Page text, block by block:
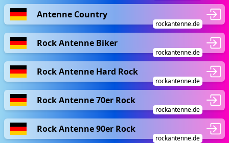
Antenne Country
rockantenne.de
Rock Antenne Biker
rockantenne.de
Rock Antenne Hard Rock
rockantenne.de
Rock Antenne 70er Rock
rockantenne.de
Rock Antenne 90er Rock
rockantenne.de